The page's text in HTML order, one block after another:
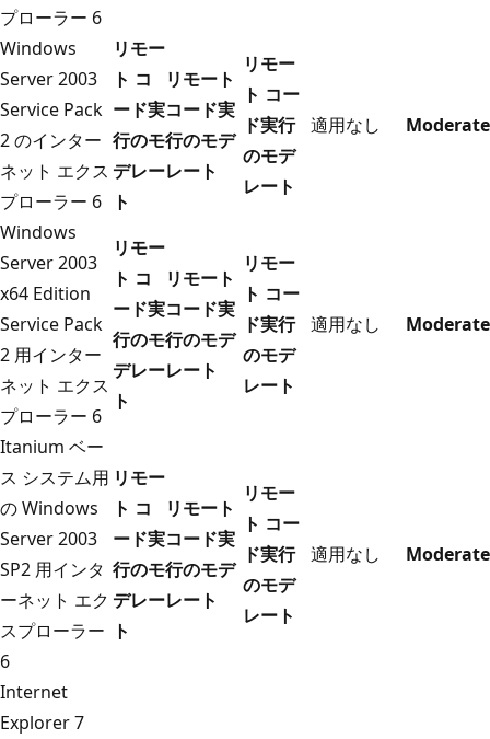
プローラー 6
Windows
Server 2003
Service Pack
2 のインター
ネット エクス
プローラー 6
リモー
ト コ
ード実
行のモ
デレー
ト
リモート
コード実
行のモデ
レート
リモー
ト コー
ド実行
のモデ
レート
適用なし Moderate
Windows
Server 2003
x64 Edition
Service Pack
2 用インター
ネット エクス
プローラー 6
リモー
ト コ
ード実
行のモ
デレー
ト
リモート
コード実
行のモデ
レート
リモー
ト コー
ド実行
のモデ
レート
適用なし Moderate
Itanium ベー
ス システム用
の Windows
Server 2003
SP2 用インタ
ーネット エク
スプローラー
6
リモー
ト コ
ード実
行のモ
デレー
ト
リモート
コード実
行のモデ
レート
リモー
ト コー
ド実行
のモデ
レート
適用なし Moderate
Internet
Explorer 7